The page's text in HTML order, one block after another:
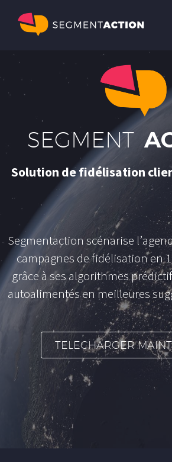
SEGMENT
Solution defidélisation clie
TELECHARGER
Segmentaction scénarise l’agen
campagnes defidélisationen 1
grâceà sesalgorithmesprédictif
autoalimentésenmeilleuressug